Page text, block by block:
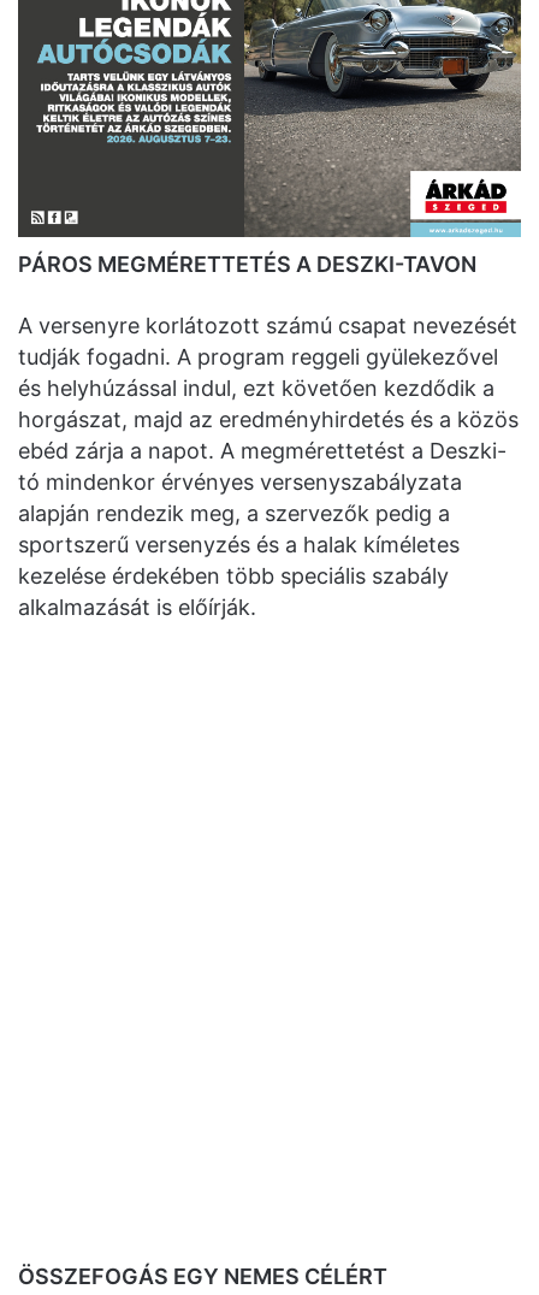
PÁROS MEGMÉRETTETÉS A DESZKI-TAVON
A versenyre korlátozott számú csapat nevezését
tudják fogadni. A program reggeli gyülekezővel
és helyhúzással indul, ezt követően kezdődik a
horgászat, majd az eredményhirdetés és a közös
ebéd zárja a napot. A megmérettetést a Deszki-
tó mindenkor érvényes versenyszabályzata
alapján rendezik meg, a szervezők pedig a
sportszerű versenyzés és a halak kíméletes
kezelése érdekében több speciális szabály
alkalmazását is előírják.
ÖSSZEFOGÁS EGY NEMES CÉLÉRT